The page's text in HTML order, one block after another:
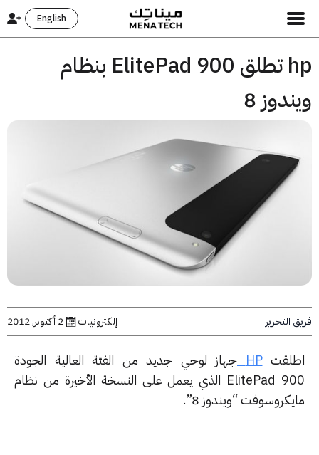
English
hp تطلق ElitePad 900 بنظام
8
إلكترونيات 2 أكتوبر, 2012
HP جهاز لوحي جديد من الفئة العالية الجودة
ElitePadالذي يعمل على النسخة الأخيرة من نظام
“ويندوز 8”.